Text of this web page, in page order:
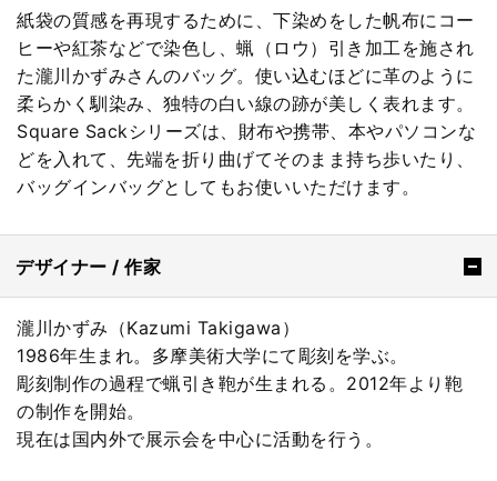
紙袋の質感を再現するために、下染めをした帆布にコー
ヒーや紅茶などで染色し、蝋（ロウ）引き加工を施され
た瀧川かずみさんのバッグ。使い込むほどに革のように
柔らかく馴染み、独特の白い線の跡が美しく表れます。
Square Sackシリーズは、財布や携帯、本やパソコンな
どを入れて、先端を折り曲げてそのまま持ち歩いたり、
バッグインバッグとしてもお使いいただけます。
デザイナー / 作家
瀧川かずみ（Kazumi Takigawa）
1986年生まれ。多摩美術大学にて彫刻を学ぶ。
彫刻制作の過程で蝋引き鞄が生まれる。2012年より鞄
の制作を開始。
現在は国内外で展示会を中心に活動を行う。